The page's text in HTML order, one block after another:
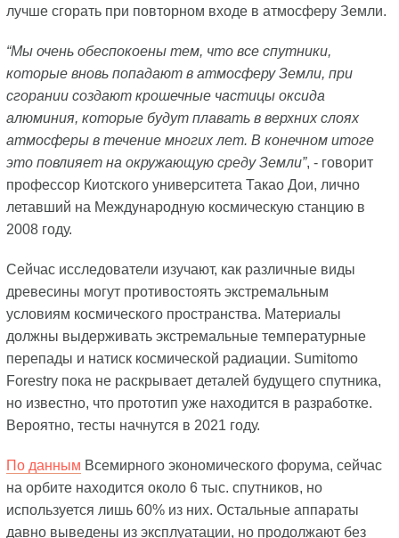
лучше сгорать при повторном входе в атмосферу Земли.
“Мы очень обеспокоены тем, что все спутники,
которые вновь попадают в атмосферу Земли, при
сгорании создают крошечные частицы оксида
алюминия, которые будут плавать в верхних слоях
атмосферы в течение многих лет. В конечном итоге
это повлияет на окружающую среду Земли”, - говорит
профессор Киотского университета Такао Дои, лично
летавший на Международную космическую станцию в
2008 году.
Сейчас исследователи изучают, как различные виды
древесины могут противостоять экстремальным
условиям космического пространства. Материалы
должны выдерживать экстремальные температурные
перепады и натиск космической радиации. Sumitomo
Forestry пока не раскрывает деталей будущего спутника,
но известно, что прототип уже находится в разработке.
Вероятно, тесты начнутся в 2021 году.
По данным Всемирного экономического форума, сейчас
на орбите находится около 6 тыс. спутников, но
используется лишь 60% из них. Остальные аппараты
давно выведены из эксплуатации, но продолжают без